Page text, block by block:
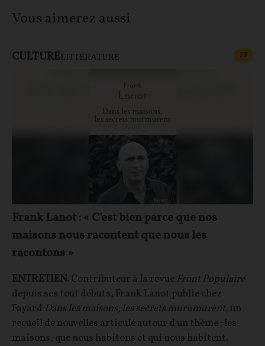
Vous aimerez aussi
CULTURELITTÉRATURE FP
Frank Lanot : « C'est bien parce que nos
maisons nous racontent que nous les
racontons »
ENTRETIEN.Contributeur à la revue Front Populaire
depuis ses tout débuts, Frank Lanot publie chez
Fayard Dans les maisons, les secrets murumurent, un
recueil de nouvelles articulé autour d'un thème : les
maisons, que nous habitons et qui nous habitent.